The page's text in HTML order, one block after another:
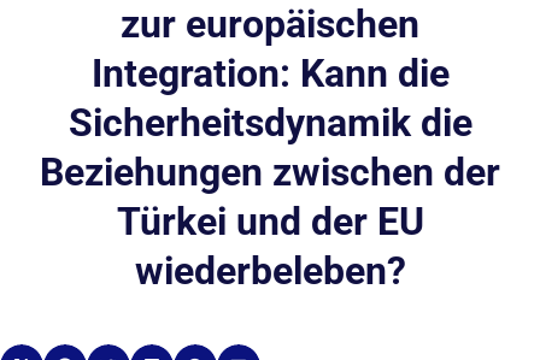
zur europäischen
Integration: Kann die
Sicherheitsdynamik die
Beziehungen zwischen der
Türkei und der EU
wiederbeleben?